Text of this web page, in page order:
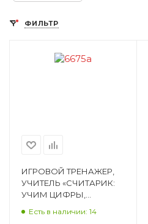
ФИЛЬТР
ИГРОВОЙ ТРЕНАЖЕР,
УЧИТЕЛЬ «СЧИТАРИК:
УЧИМ ЦИФРЫ,
Есть в наличии: 14